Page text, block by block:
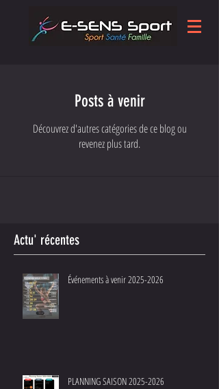
Posts à venir
Découvrez d'autres catégories de ce blog ou
revenez plus tard.
Actu' récentes
Événements à venir 2025-2026
PLANNING SAISON 2025-2026